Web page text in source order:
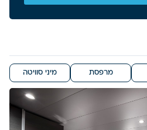
מרפסת מיני סוויטה